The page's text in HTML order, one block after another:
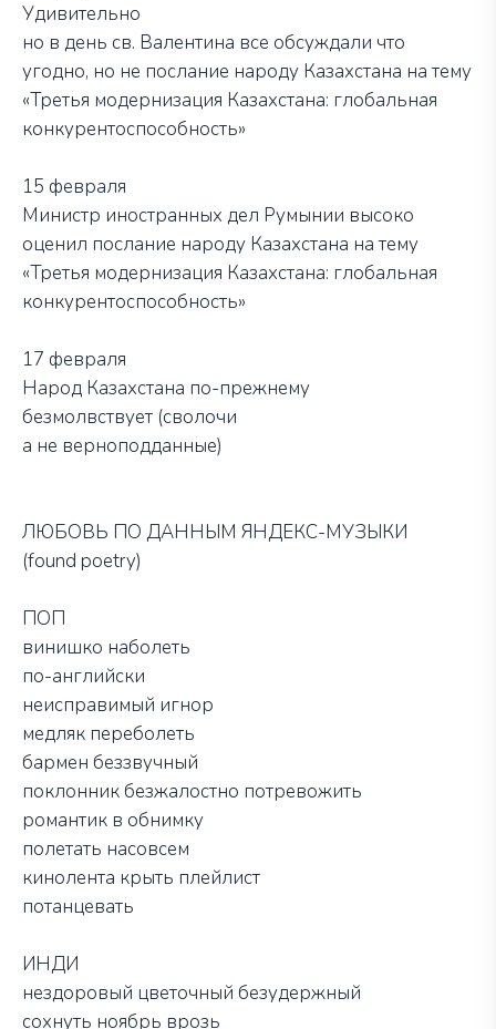
Удивительно
но в день св. Валентина все обсуждали что
угодно, но не послание народу Казахстана на тему
«Третья модернизация Казахстана: глобальная
конкурентоспособность»
15 февраля
Министр иностранных дел Румынии высоко
оценил послание народу Казахстана на тему
«Третья модернизация Казахстана: глобальная
конкурентоспособность»
17 февраля
Народ Казахстана по-прежнему
безмолвствует (сволочи
а не верноподданные)
ЛЮБОВЬ ПО ДАННЫМ ЯНДЕКС-МУЗЫКИ
(found poetry)
ПОП
винишко наболеть
по-английски
неисправимый игнор
медляк переболеть
бармен беззвучный
поклонник безжалостно потревожить
романтик в обнимку
полетать насовсем
кинолента крыть плейлист
потанцевать
ИНДИ
нездоровый цветочный безудержный
сохнуть ноябрь врозь